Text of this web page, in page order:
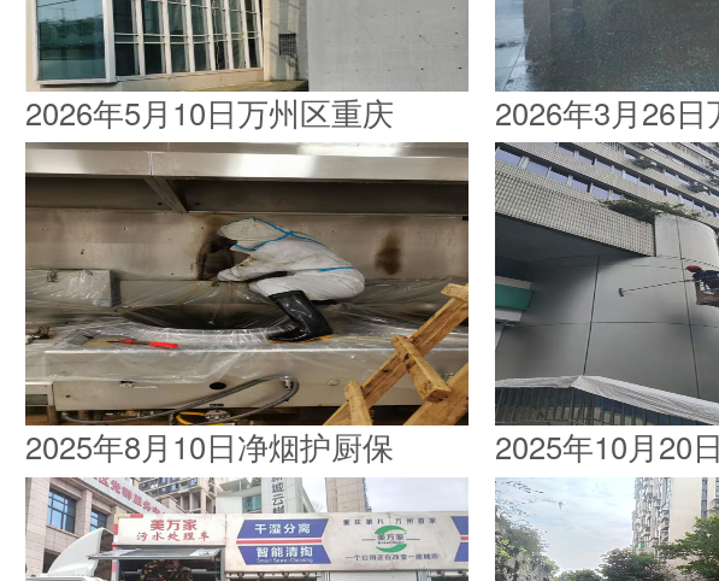
2026年5月10日万州区重庆 2026年3月26
2025年8月10日净烟护厨保 2025年10月20